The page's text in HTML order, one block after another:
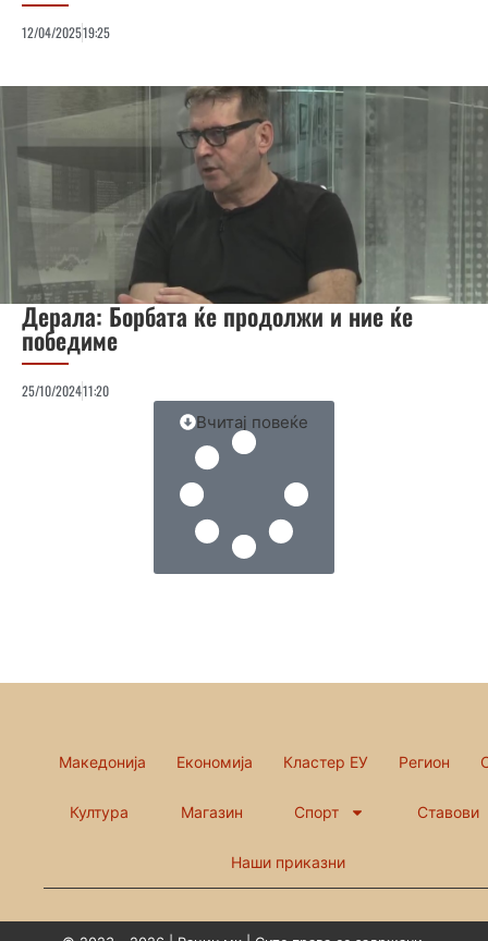
12/04/202519:25
Дерала: Борбата ќе продолжи и ние ќе
победиме
25/10/202411:20
Вчитај повеќе
Македонија Економија Кластер ЕУ Регион
Култура Магазин Спорт Ставови
Наши приказни